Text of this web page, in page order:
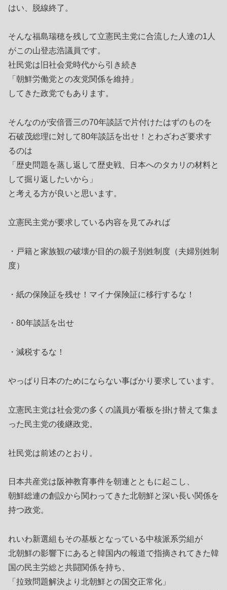
はい、脱線終了。
そんな福島瑞穂を残して立憲民主党に合流した人達の1人
がこの山登志浩議員です。
社民党は旧社会党時代から引き続き
「朝鮮労働党との友党関係を維持」
してきた政党でもあります。
そんなのが安倍晋三の70年談話で片付けたはずのものを
石破茂総理に対して80年談話を出せ！とわざわざ要求す
るのは
「歴史問題を蒸し返して歴史戦、日本へのタカリの材料と
して掘り返したいから」
と考える方が良いと思います。
立憲民主党が要求している内容を見てみれば
・戸籍と家族観の破壊が目的の親子別姓制度（夫婦別姓制
度）
・紙の保険証を残せ！マイナ保険証に移行するな！
・80年談話を出せ
・減税するな！
やっぱり日本のためにならない事ばかり要求しています。
立憲民主党は社会党の多くの議員が看板を掛け替えて集ま
った民主党の後継政党。
社民党は前述のとおり。
日本共産党は阪神教育事件を朝連とともに起こし、
朝鮮総連の創設から関わってきた北朝鮮と深い長い関係を
持つ政党。
れいわ新選組もその基板となっている中核派系労組が
北朝鮮の影響下にあると韓国内の報道で指摘されてきた韓
国の民主労総と共闘関係を持ち、
「拉致問題解決より北朝鮮との国交正常化」